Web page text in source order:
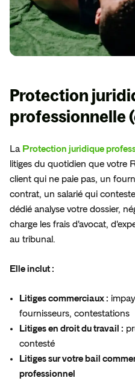
Protection
professionnelle
La Protection juridique
litiges du quotidien que votre
client qui ne paie pas, un
contrat, un salarié qui
dédié analyse votre dossier,
charge les frais d'avocat,
au tribunal.
Elle inclut :
Litiges commerciaux :
fournisseurs, contestations
Litiges en droit du travail :
contesté
Litiges sur votre bail
professionnel